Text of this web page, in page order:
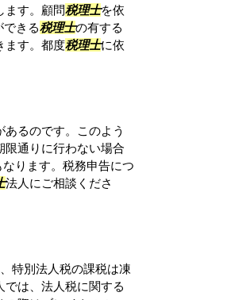
ます。顧問税理士を依
きる税理士の有する
ます。都度税理士に依
るのです。このよう
限通りに行わない場合
ります。税務申告につ
法人にご相談くださ
特別法人税の課税は凍
では、法人税に関する